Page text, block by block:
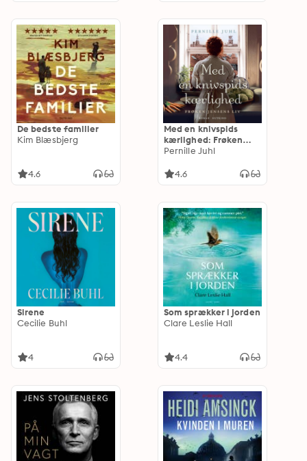
De bedste familier
Kim Blæsbjerg
4.6
Med en knivspids
kærlighed: Frøken
Jensens liv
Pernille Juhl
4.6
Sirene
Cecilie Buhl
4
Som sprækker i jorden
Clare Leslie Hall
4.4